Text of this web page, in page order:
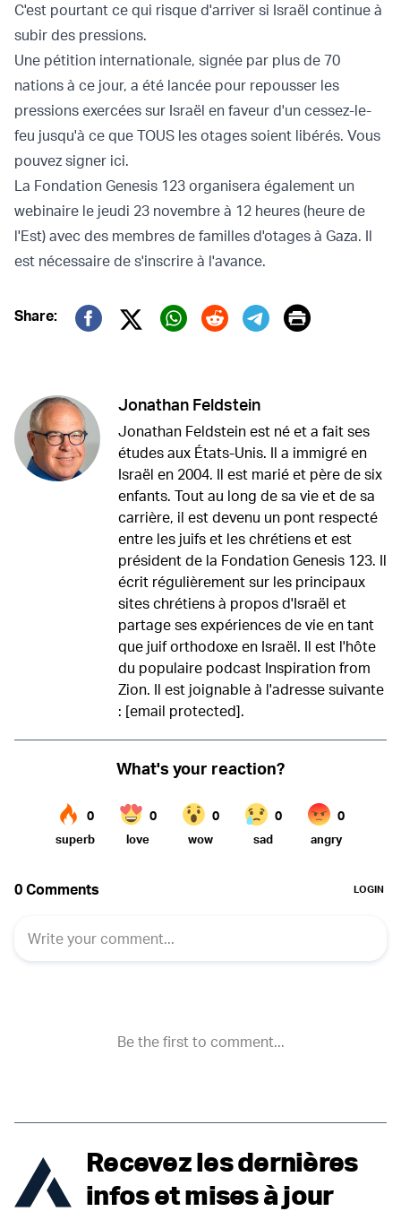
C'est pourtant ce qui risque d'arriver si Israël continue à
subir des pressions.
Une pétition internationale, signée par plus de 70
nations à ce jour, a été lancée pour repousser les
pressions exercées sur Israël en faveur d'un cessez-le-
feu jusqu'à ce que TOUS les otages soient libérés. Vous
pouvez signer ici.
La Fondation Genesis 123 organisera également un
webinaire le jeudi 23 novembre à 12 heures (heure de
l'Est) avec des membres de familles d'otages à Gaza. Il
est nécessaire de s'inscrire à l'avance.
Share:
Twitter (X)
Print
Jonathan Feldstein
Jonathan Feldstein est né et a fait ses
études aux États-Unis. Il a immigré en
Israël en 2004. Il est marié et père de six
enfants. Tout au long de sa vie et de sa
carrière, il est devenu un pont respecté
entre les juifs et les chrétiens et est
président de la Fondation Genesis 123. Il
écrit régulièrement sur les principaux
sites chrétiens à propos d'Israël et
partage ses expériences de vie en tant
que juif orthodoxe en Israël. Il est l'hôte
du populaire podcast Inspiration from
Zion. Il est joignable à l'adresse suivante
: [email protected].
Recevez les dernières
infos et mises à jour